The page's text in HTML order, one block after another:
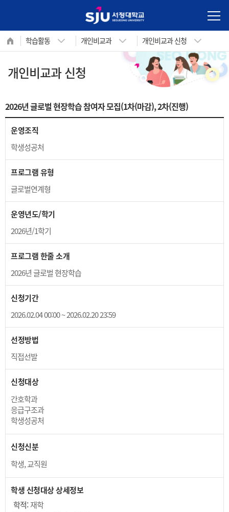
주메뉴 바로가기
본문내용 바로가기
사이트정보 바로가기
내 꿈을 향한 첫 걸음!
개인비교과 신청
학습활동 개인비교과 개인비교과 신청
2026년 글로벌 현장학습 참여자 모집(1차(마감), 2차(진행)
운영조직
학생성공처
프로그램 유형
글로벌연계형
운영년도/학기
2026년/1학기
프로그램 한줄 소개
2026년 글로벌 현장학습
신청기간
2026.02.04 00:00 ~ 2026.02.20 23:59
선정방법
직접선발
신청대상
간호학과
응급구조과
학생성공처
신청신분
학생, 교직원
학생 신청대상 상세정보
학적: 재학